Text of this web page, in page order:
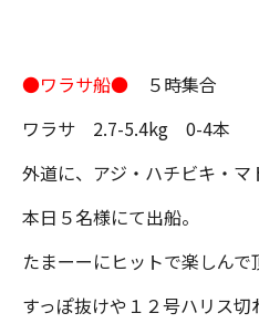
●ワラサ船● ５時集合
ワラサ 2.7-5.4kg 0-4本
外道に、アジ・ハチビキ・
本日５名様にて出船。
たまーーにヒットで楽しん
すっぽ抜けや１２号ハリス切